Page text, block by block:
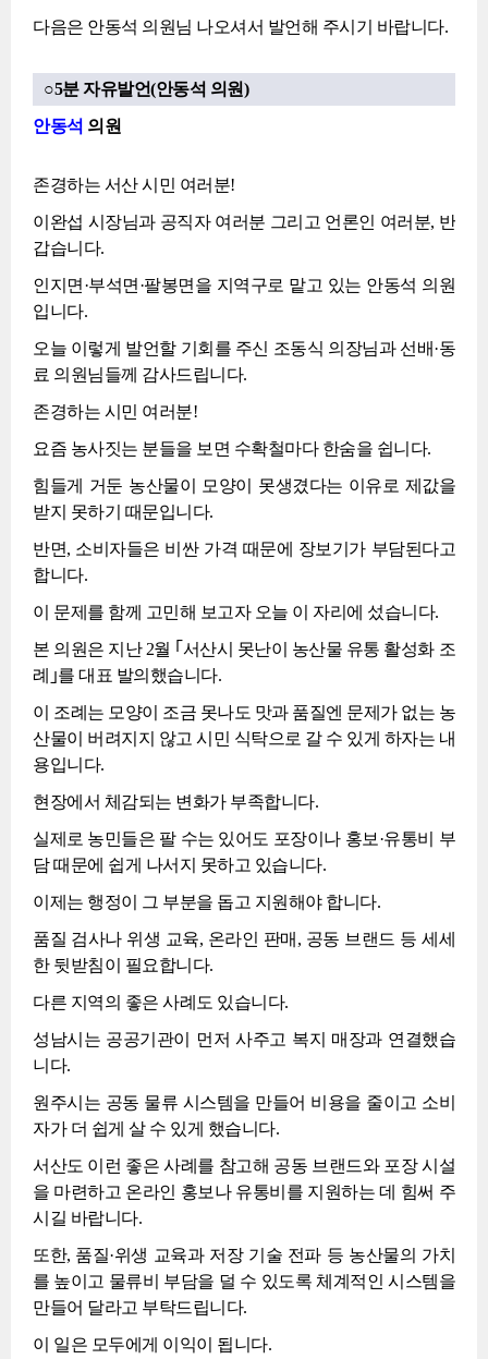
다음은 안동석 의원님 나오셔서 발언해 주시기 바랍니다.
○5분 자유발언(안동석 의원)
안동석 의원
존경하는 서산 시민 여러분!
이완섭 시장님과 공직자 여러분 그리고 언론인 여러분, 반
갑습니다.
인지면·부석면·팔봉면을 지역구로 맡고 있는 안동석 의원
입니다.
오늘 이렇게 발언할 기회를 주신 조동식 의장님과 선배·동
료 의원님들께 감사드립니다.
존경하는 시민 여러분!
요즘 농사짓는 분들을 보면 수확철마다 한숨을 쉽니다.
힘들게 거둔 농산물이 모양이 못생겼다는 이유로 제값을
받지 못하기 때문입니다.
반면, 소비자들은 비싼 가격 때문에 장보기가 부담된다고
합니다.
이 문제를 함께 고민해 보고자 오늘 이 자리에 섰습니다.
본 의원은 지난 2월 ｢서산시 못난이 농산물 유통 활성화 조
례｣를 대표 발의했습니다.
이 조례는 모양이 조금 못나도 맛과 품질엔 문제가 없는 농
산물이 버려지지 않고 시민 식탁으로 갈 수 있게 하자는 내
용입니다.
현장에서 체감되는 변화가 부족합니다.
실제로 농민들은 팔 수는 있어도 포장이나 홍보·유통비 부
담 때문에 쉽게 나서지 못하고 있습니다.
이제는 행정이 그 부분을 돕고 지원해야 합니다.
품질 검사나 위생 교육, 온라인 판매, 공동 브랜드 등 세세
한 뒷받침이 필요합니다.
다른 지역의 좋은 사례도 있습니다.
성남시는 공공기관이 먼저 사주고 복지 매장과 연결했습
니다.
원주시는 공동 물류 시스템을 만들어 비용을 줄이고 소비
자가 더 쉽게 살 수 있게 했습니다.
서산도 이런 좋은 사례를 참고해 공동 브랜드와 포장 시설
을 마련하고 온라인 홍보나 유통비를 지원하는 데 힘써 주
시길 바랍니다.
또한, 품질·위생 교육과 저장 기술 전파 등 농산물의 가치
를 높이고 물류비 부담을 덜 수 있도록 체계적인 시스템을
만들어 달라고 부탁드립니다.
이 일은 모두에게 이익이 됩니다.